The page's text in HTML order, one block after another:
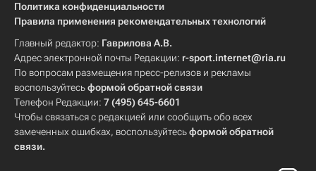
Политика конфиденциальности
Правила применения рекомендательных технологий
Главный редактор: Гаврилова А.В.
Адрес электронной почты Редакции: r-sport.internet@ria.ru
По вопросам размещения пресс-релизов и рекламы
воспользуйтесьформой обратной связи
Телефон Редакции: 7 (495) 645-6601
Чтобы связаться с редакцией или сообщить обо всех
замеченных ошибках, воспользуйтесьформой обратной
связи.